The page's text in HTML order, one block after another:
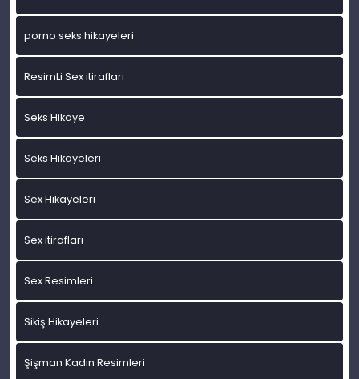
porno seks hikayeleri
ResimLi Sex itirafları
Seks Hikaye
Seks Hikayeleri
Sex Hikayeleri
Sex itirafları
Sex Resimleri
Sikiş Hikayeleri
Şişman Kadın Resimleri